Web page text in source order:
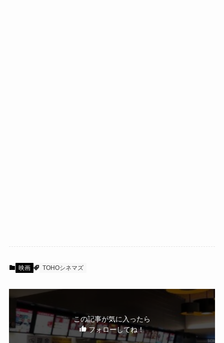
映画 TOHOシネマズ
この記事が気に入ったら
フォローしてね！